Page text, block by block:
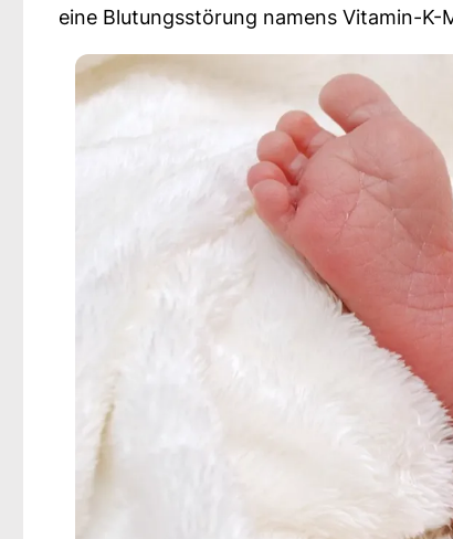
eine Blutungsstörung namens Vitamin-K-